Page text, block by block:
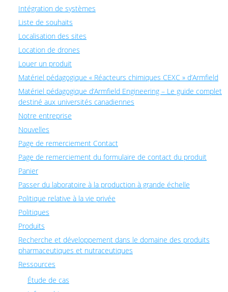
Intégration de systèmes
Liste de souhaits
Localisation des sites
Location de drones
Louer un produit
Matériel pédagogique « Réacteurs chimiques CEXC » d’Armfield
Matériel pédagogique d’Armfield Engineering – Le guide complet
destiné aux universités canadiennes
Notre entreprise
Nouvelles
Page de remerciement Contact
Page de remerciement du formulaire de contact du produit
Panier
Passer du laboratoire à la production à grande échelle
Politique relative à la vie privée
Politiques
Produits
Recherche et développement dans le domaine des produits
pharmaceutiques et nutraceutiques
Ressources
Étude de cas